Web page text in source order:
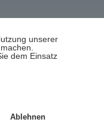
Absage